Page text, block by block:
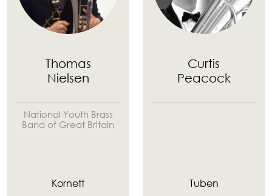
Thomas
Nielsen
National Youth Brass
Band of Great Britain
Kornett
Curtis
Peacock
Tuben